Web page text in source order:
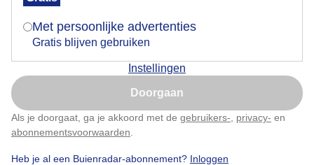
Met persoonlijke advertenties
Gratis blijven gebruiken
Instellingen
Doorgaan
Als je doorgaat, ga je akkoord met de gebruikers- privacy- en
abonnementsvoorwaarden
Heb je al een Buienradar-abonnement? Inloggen
Nu niet, misschien later
Klik hierom dit aan te passen